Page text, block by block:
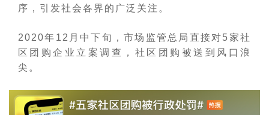
序，引发社会各界的广泛关注。
2020年12月中下旬，市场监管总局直接对5家社
区团购企业立案调查，社区团购被送到风口浪
尖。